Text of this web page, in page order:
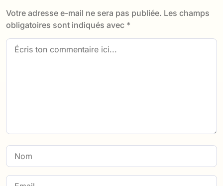
Votre adresse e-mail ne sera pas publiée. Les champs
obligatoires sont indiqués avec *